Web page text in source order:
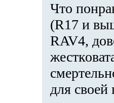
Что
(R17 и
RAV4,
для